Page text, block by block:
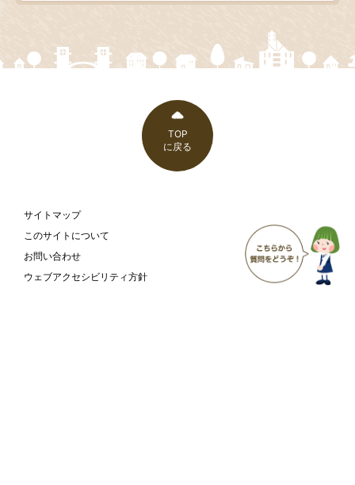
TOP
に戻る
サイトマップ
このサイトについて
お問い合わせ
ウェブアクセシビリティ方針